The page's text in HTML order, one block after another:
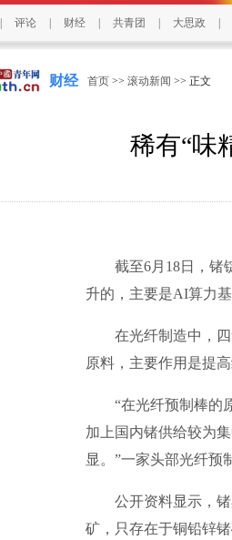
评论 财经 共青团 大思政
财经 首页 >> 滚动新闻 >> 正文
稀有“味
截至6月18日，锗锭
升的，主要是AI算力
在光纤制造中，四
原料，主要作用是提
“在光纤预制棒的原
加上国内锗供给较为
显。”一家头部光纤预
公开资料显示，锗
矿，只存在于铜铅锌